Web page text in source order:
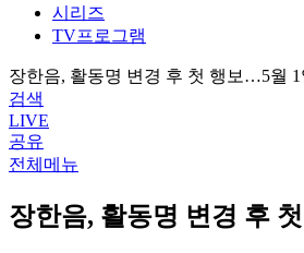
시리즈
TV프로그램
장한음, 활동명 변경 후 첫 행보…5월 1
검색
LIVE
공유
전체메뉴
장한음, 활동명 변경 후